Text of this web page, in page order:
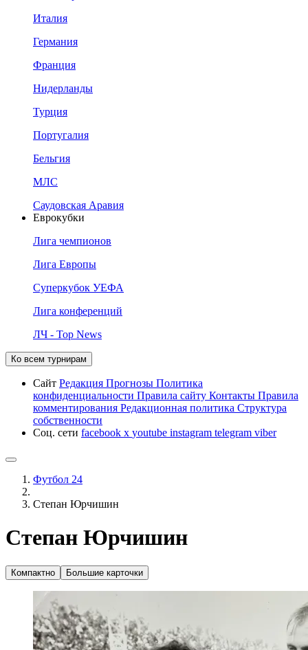
Италия
Германия
Франция
Нидерланды
Турция
Португалия
Бельгия
МЛС
Саудовская Аравия
Еврокубки
Лига чемпионов
Лига Европы
Суперкубок УЕФА
Лига конференций
ЛЧ - Top News
Ко всем турнирам
Сайт Редакция Прогнозы Политика
конфиденциальности Правила сайту Контакты Правила
комментирования Редакционная политика Структура
собственности
Соц. сети facebook x youtube instagram telegram viber
Футбол 24
Степан Юрчишин
Степан Юрчишин
Компактно Большие карточки